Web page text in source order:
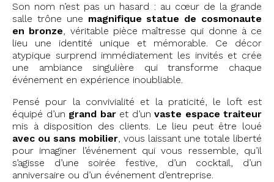
Son nom n’est pas un hasard : au cœur de la grande
salle trône une magnifique statue de cosmonaute
en bronze, véritable pièce maîtresse qui donne à ce
lieu une identité unique et mémorable. Ce décor
atypique surprend immédiatement les invités et crée
une ambiance singulière qui transforme chaque
événement en expérience inoubliable.
Pensé pour la convivialité et la praticité, le loft est
équipé d’un grand baret d’un vaste espace traiteur
mis à disposition des clients. Le lieu peut être loué
avec ou sans mobilier, vous laissant une totale liberté
pour imaginer l’événement qui vous ressemble, qu’il
s’agisse d’une soirée festive, d’un cocktail, d’un
anniversaire ou d’un événement d’entreprise.